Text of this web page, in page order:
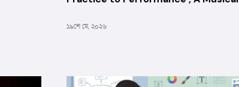
১৯শে মে, ২০২৬